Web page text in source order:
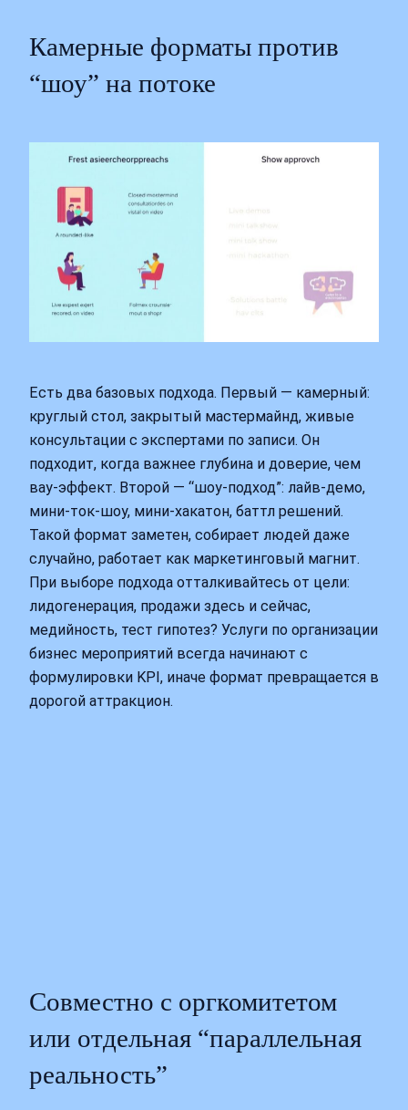
Камерные форматы против
“шоу” на потоке
Есть два базовых подхода. Первый — камерный:
круглый стол, закрытый мастермайнд, живые
консультации с экспертами по записи. Он
подходит, когда важнее глубина и доверие, чем
вау-эффект. Второй — “шоу-подход”: лайв-демо,
мини-ток-шоу, мини-хакатон, баттл решений.
Такой формат заметен, собирает людей даже
случайно, работает как маркетинговый магнит.
При выборе подхода отталкивайтесь от цели:
лидогенерация, продажи здесь и сейчас,
медийность, тест гипотез? Услуги по организации
бизнес мероприятий всегда начинают с
формулировки KPI, иначе формат превращается в
дорогой аттракцион.
Совместно с оргкомитетом
или отдельная “параллельная
реальность”